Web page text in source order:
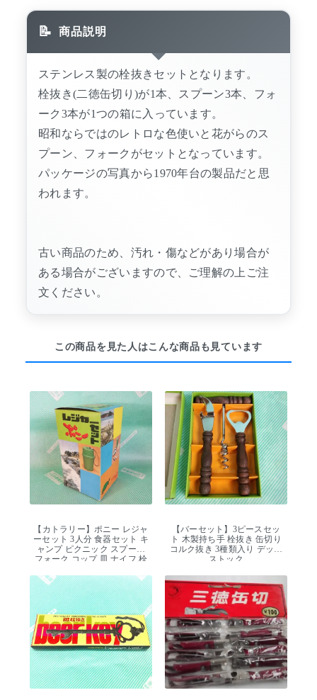
商品説明
ステンレス製の栓抜きセットとなります。
栓抜き(二徳缶切り)が1本、スプーン3本、フォ
ーク3本が1つの箱に入っています。
昭和ならではのレトロな色使いと花がらのス
プーン、フォークがセットとなっています。
パッケージの写真から1970年台の製品だと思
われます。
古い商品のため、汚れ・傷などがあり場合が
ある場合がございますので、ご理解の上ご注
文ください。
この商品を見た人はこんな商品も見ています
【カトラリー】ポニー レジャ
ーセット 3人分 食器セット キ
ャンプ ピクニック スプーン
フォーク コップ 皿 ナイフ 栓
【バーセット】3ピースセッ
ト 木製持ち手 栓抜き 缶切り
コルク抜き 3種類入り デッド
ストック